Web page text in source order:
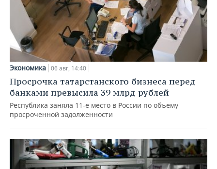
Экономика 06 авг, 14:40
Просрочка татарстанского бизнеса перед
банками превысила 39 млрд рублей
Республика заняла 11-е место в России по объему
просроченной задолженности